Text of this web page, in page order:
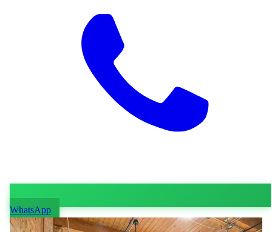
WhatsApp